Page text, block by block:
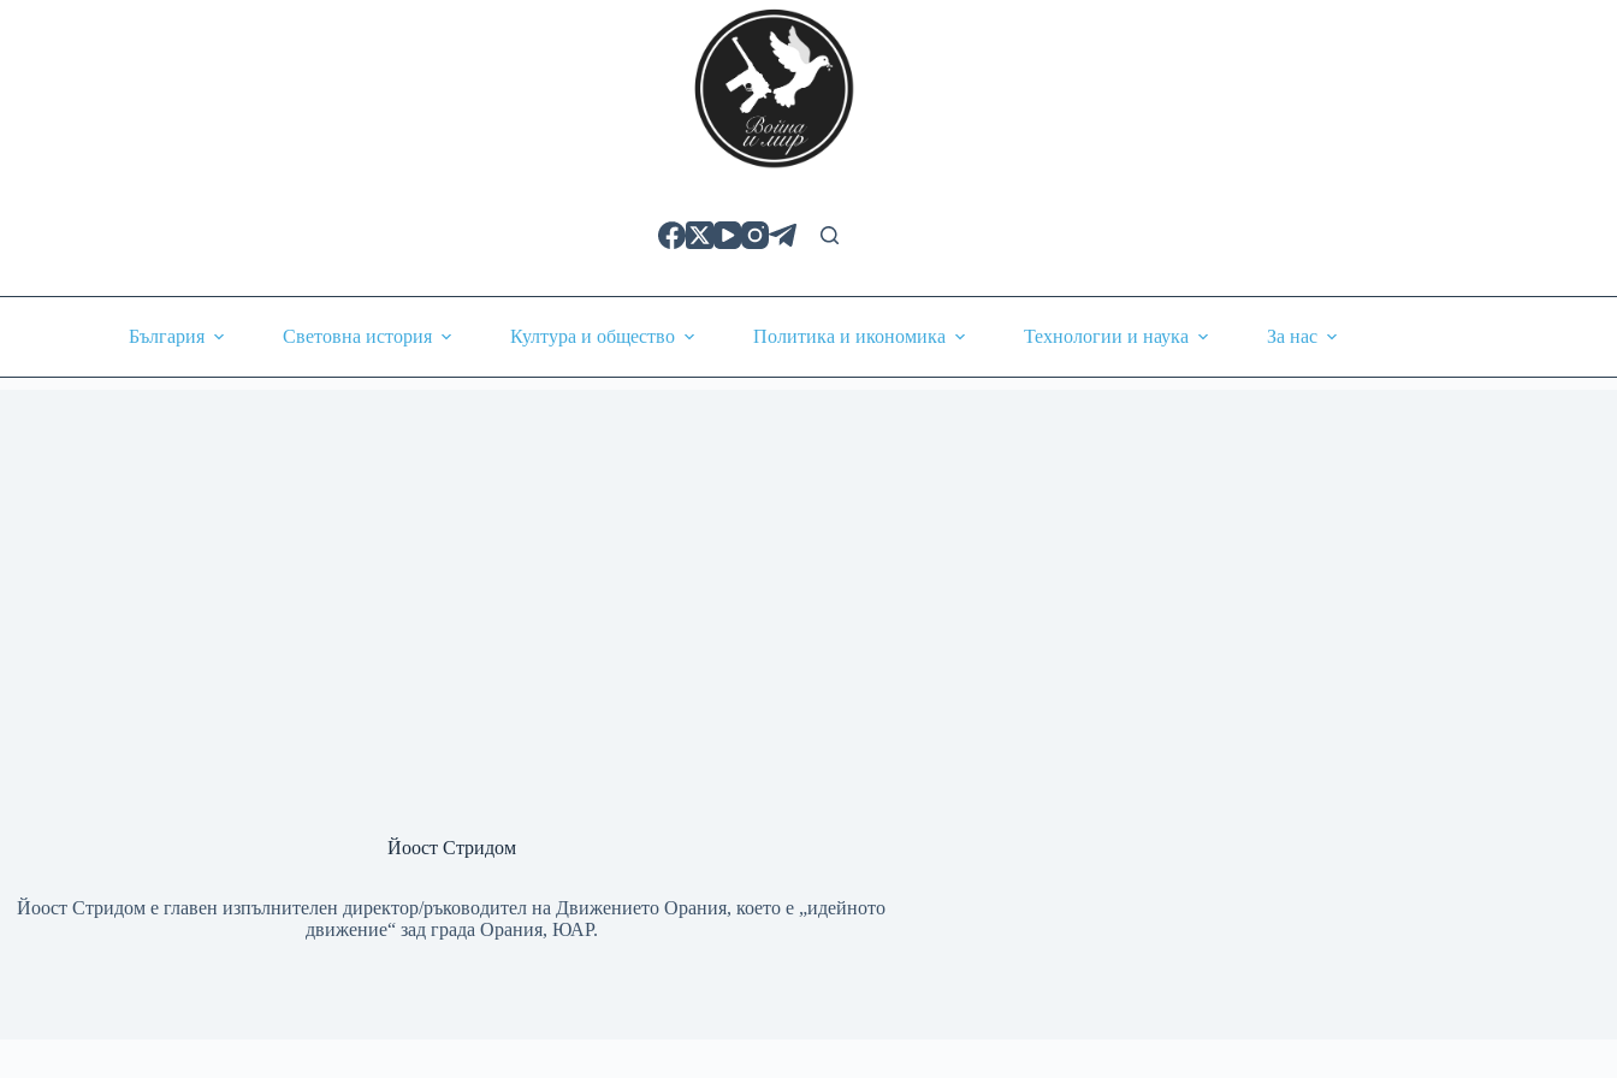
България Световна история Култура и общество Политика и икономика Технологии и наука За нас
Йоост Стридом
Йоост Стридом e главен изпълнителен директор/ръководител на Движението Орания, което е „идейното
движение“ зад града Орания, ЮАР.